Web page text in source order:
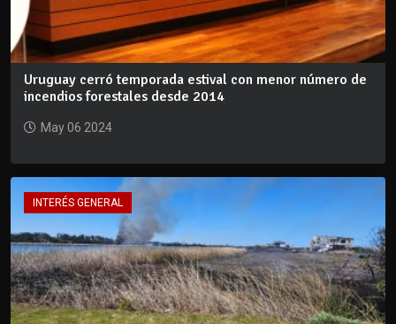
Uruguay cerró temporada estival con menor número de
incendios forestales desde 2014
May 06 2024
INTERÉS GENERAL